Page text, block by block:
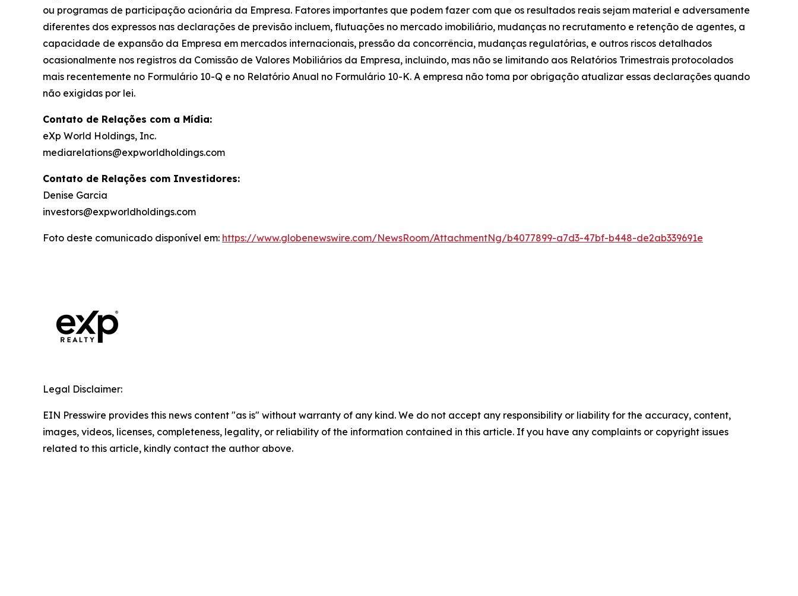
ou programas de participação acionária da Empresa. Fatores importantes que podem fazer com que os resultados reais sejam material e adversamente
diferentes dos expressos nas declarações de previsão incluem, flutuações no mercado imobiliário, mudanças no recrutamento e retenção de agentes, a
capacidade de expansão da Empresa em mercados internacionais, pressão da concorrência, mudanças regulatórias, e outros riscos detalhados
ocasionalmente nos registros da Comissão de Valores Mobiliários da Empresa, incluindo, mas não se limitando aos Relatórios Trimestrais protocolados
mais recentemente no Formulário 10-Q e no Relatório Anual no Formulário 10-K. A empresa não toma por obrigação atualizar essas declarações quando
não exigidas por lei.
Contato de Relações com a Mídia:
eXp World Holdings, Inc.
mediarelations@expworldholdings.com
Contato de Relações com Investidores:
Denise Garcia
investors@expworldholdings.com
Foto deste comunicado disponível em: https://www.globenewswire.com/NewsRoom/AttachmentNg/b4077899-a7d3-47bf-b448-de2ab339691e
Legal Disclaimer:
EIN Presswire provides this news content "as is" without warranty of any kind. We do not accept any responsibility or liability for the accuracy, content,
images, videos, licenses, completeness, legality, or reliability of the information contained in this article. If you have any complaints or copyright issues
related to this article, kindly contact the author above.